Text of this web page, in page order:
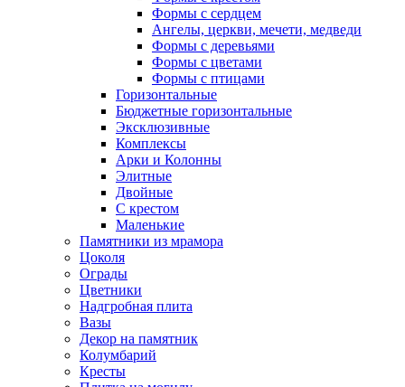
Формы с сердцем
Ангелы, церкви, мечети, медведи
Формы с деревьями
Формы с цветами
Формы с птицами
Горизонтальные
Бюджетные горизонтальные
Эксклюзивные
Комплексы
Арки и Колонны
Элитные
Двойные
С крестом
Маленькие
Памятники из мрамора
Цоколя
Ограды
Цветники
Надгробная плита
Вазы
Декор на памятник
Колумбарий
Кресты